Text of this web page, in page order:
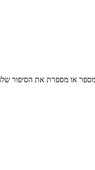
מספר או מספרת את הסיפור